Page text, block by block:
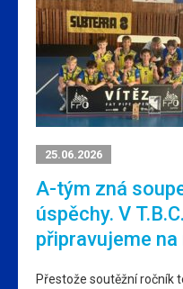
25.06.2026
A-tým zná
úspěchy. V
připravujeme
Přestože soutěžní ročník